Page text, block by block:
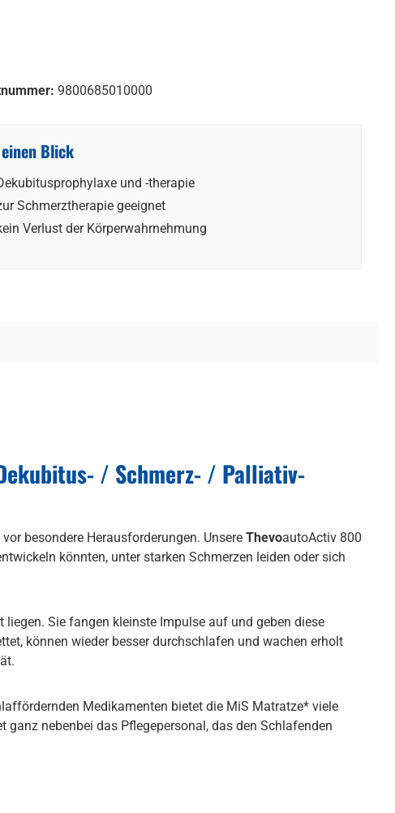
9800685010000
Blick
und -therapie
Schmerztherapie geeignet
Verlust der Körperwahrnehmung
/ Schmerz- / Palliativ-
besondere Herausforderungen. Unsere ThevoautoActiv 800
könnten, unter starken Schmerzen leiden oder sich
Sie fangen kleinste Impulse auf und geben diese
können wieder besser durchschlafen und wachen erholt
Medikamenten bietet die MiS Matratze* viele
nebenbei das Pflegepersonal, das den Schlafenden